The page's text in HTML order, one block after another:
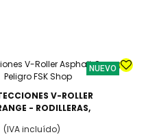
NUEVO
V-ROLLER
- RODILLERAS,
(IVA incluído)